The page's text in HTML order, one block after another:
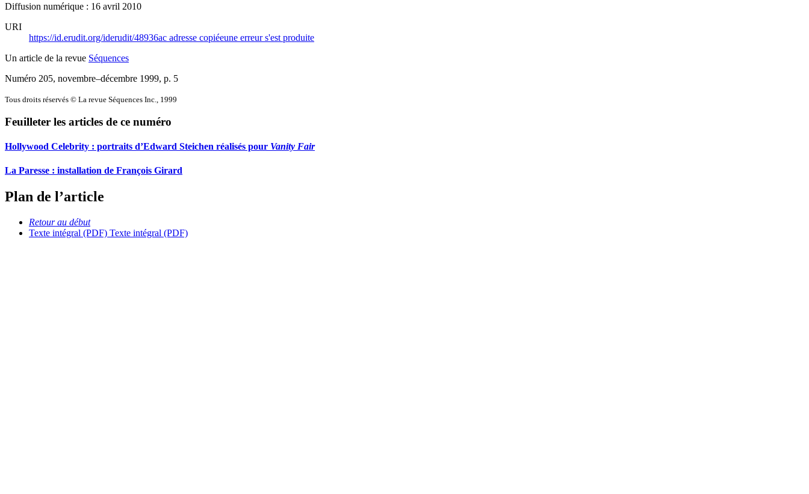
Diffusion numérique : 16 avril 2010
URI
https://id.erudit.org/iderudit/48936ac adresse copiéeune erreur s'est produite
Un article de la revue Séquences
Numéro 205, novembre–décembre 1999, p. 5
Tous droits réservés © La revue Séquences Inc., 1999
Feuilleter les articles de ce numéro
Hollywood Celebrity : portraits d’Edward Steichen réalisés pour Vanity Fair
La Paresse : installation de François Girard
Plan de l’article
Retour au début
Texte intégral (PDF) Texte intégral (PDF)